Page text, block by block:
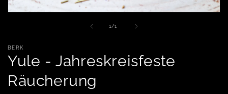
1/
von1
BERK
Yule - Jahreskreisfeste
Räucherung